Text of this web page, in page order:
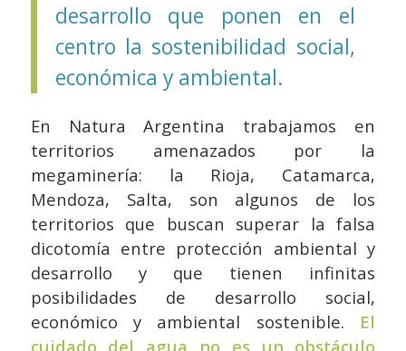
desarrollo que ponen en el
centro la sostenibilidad social,
económica y ambiental.
En Natura Argentina trabajamos en
territorios amenazados por la
megaminería: la Rioja, Catamarca,
Mendoza, Salta, son algunos de los
territorios que buscan superar la falsa
dicotomía entre protección ambiental y
desarrollo y que tienen infinitas
posibilidades de desarrollo social,
económico y ambiental sostenible. El
cuidado del agua no es un obstáculo